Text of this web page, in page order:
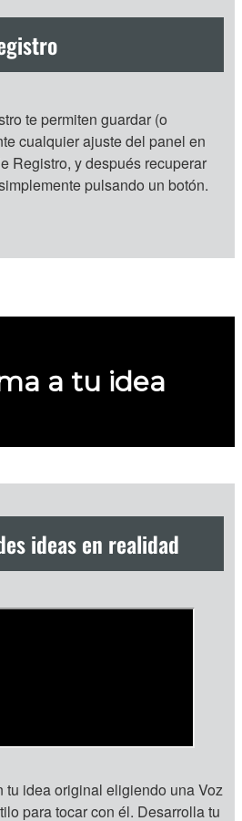
te permiten guardar (o
cualquier ajuste del panel en
Registro, y después recuperar
pulsando un botón.
a tu idea
ideas en realidad
tu idea original eligiendo una Voz
para tocar con él. Desarrolla tu